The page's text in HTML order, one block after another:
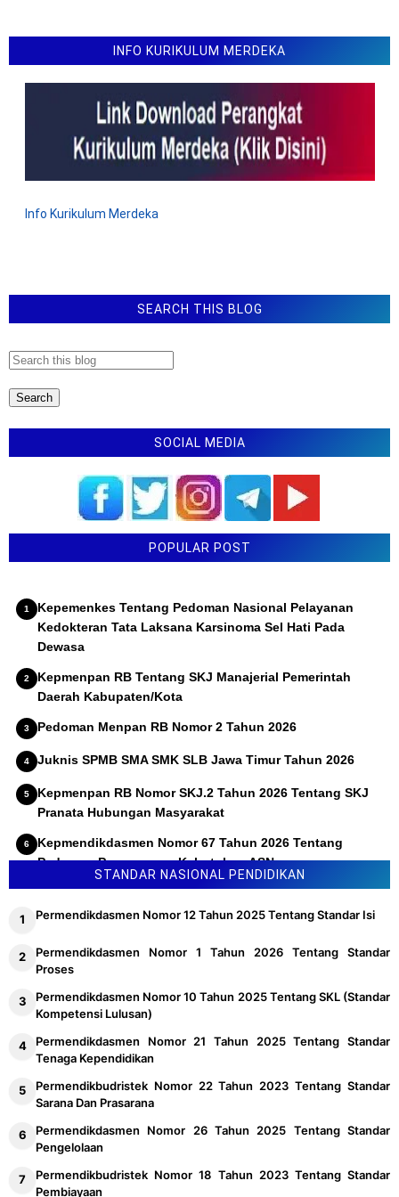
Juknis Pelaksanaan Jabatan Fungsional Petugas
Penanggulangan Covid-19
PERATURAN BKN NOMOR 6 TAHUN 2021
TENTANG KAMUS KOMPETENSI TEKNIS BIDANG
PERMENKES TENTANG JUKNIS JABATAN
KEPMENKES TENTANG STANDAR PROFESI
KEPMENKES KMK TENTANG STANDAR PROFESI
KEPMENKES TENTANG STANDAR PROFESI
KEPMENKES TENTANG STANDAR PROFESI TENAGA
KEPMENKES TENTANG STANDAR PROFESI
RADIOGRAFER
PERMENPAN NOMOR 47 TAHUN 2021 TENTANG
STANDAR KOMPETENSI JABATAN FUNGSIONAL
KEPMENKES TENTANG STANDAR PROFESI
EPIDEMIOLOG KESEHATAN
INFO KURIKULUM MERDEKA
Info Kurikulum Merdeka
SEARCH THIS BLOG
SOCIAL MEDIA
POPULAR POST
Kepemenkes Tentang Pedoman Nasional Pelayanan
Kedokteran Tata Laksana Karsinoma Sel Hati Pada
Dewasa
Kepmenpan RB Tentang SKJ Manajerial Pemerintah
Daerah Kabupaten/Kota
Pedoman Menpan RB Nomor 2 Tahun 2026
Juknis SPMB SMA SMK SLB Jawa Timur Tahun 2026
Kepmenpan RB Nomor SKJ.2 Tahun 2026 Tentang SKJ
Pranata Hubungan Masyarakat
Kepmendikdasmen Nomor 67 Tahun 2026 Tentang
Pedoman Penyusunan Kebutuhan ASN
STANDAR NASIONAL PENDIDIKAN
Permendikdasmen Nomor 12 Tahun 2025 Tentang Standar Isi
Permendikdasmen Nomor 1 Tahun 2026 Tentang Standar
Proses
Permendikdasmen Nomor 10 Tahun 2025 Tentang SKL (Standar
Kompetensi Lulusan)
Permendikdasmen Nomor 21 Tahun 2025 Tentang Standar
Tenaga Kependidikan
Permendikbudristek Nomor 22 Tahun 2023 Tentang Standar
Sarana Dan Prasarana
Permendikdasmen Nomor 26 Tahun 2025 Tentang Standar
Pengelolaan
Permendikbudristek Nomor 18 Tahun 2023 Tentang Standar
Pembiayaan